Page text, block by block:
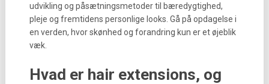
udvikling og påsætningsmetoder til bæredygtighed,
pleje og fremtidens personlige looks. Gå på opdagelse i
en verden, hvor skønhed og forandring kun er et øjeblik
væk.
Hvad er hair extensions, og